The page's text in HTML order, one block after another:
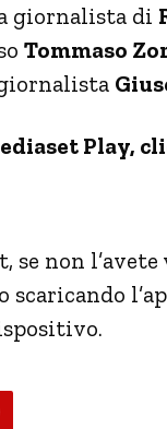
giornalista di
Tommaso
Play,
se non
scaricando